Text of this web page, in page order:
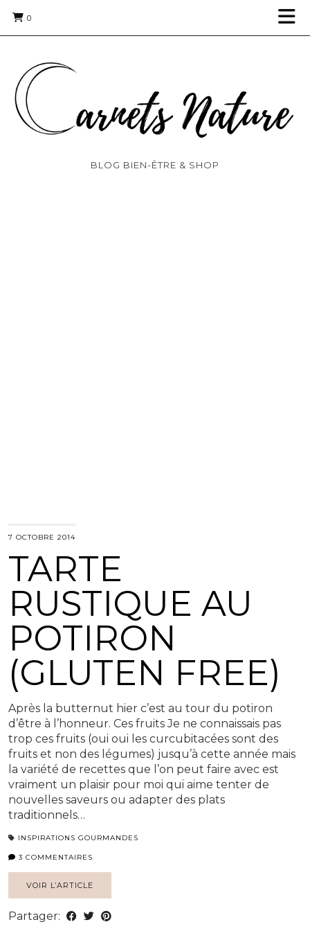
0
BLOG BIEN-ÊTRE & SHOP
7 OCTOBRE 2014
TARTE
RUSTIQUE AU
POTIRON
(GLUTEN FREE)
Après la butternut hier c’est au tour du potiron
d’être à l’honneur. Ces fruits Je ne connaissais pas
trop ces fruits (oui oui les curcubitacées sont des
fruits et non des légumes) jusqu’à cette année mais
la variété de recettes que l’on peut faire avec est
vraiment un plaisir pour moi qui aime tenter de
nouvelles saveurs ou adapter des plats
traditionnels…
INSPIRATIONS GOURMANDES
3 COMMENTAIRES
VOIR L’ARTICLE
Partager: